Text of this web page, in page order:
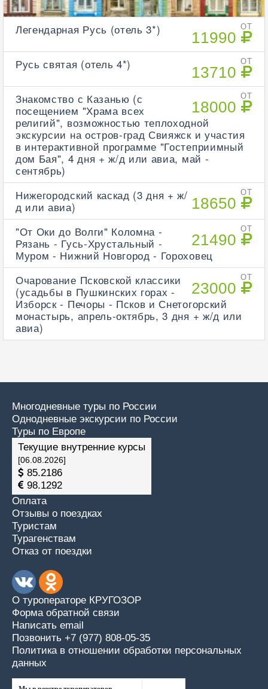
ОТ
11990
Легендарная Русь (отель 3*)
ОТ
13710
Русь святая (отель 4*)
ОТ
18000
Знакомство с Казанью (с
посещением "Храма всех
религий", возможностью теплоходной
экскурсии на остров-град Свияжск и участия
в интерактивной программе "Гостеприимный
дом Бая", 4 дня + ж/д или авиа, май -
сентябрь)
ОТ
18650
Нижегородский каскад (3 дня + ж/
д или авиа)
ОТ
21490
"От Оки до Волги" Коломна -
Рязань - Гусь-Хрустальный -
Муром - Нижний Новгород - Гороховец
ОТ
23000
Очарование Псковской классики
(усадьбы в Пушкинских горах -
Изборск - Печоры - Псков и Снетогорский
монастырь, апрель-октябрь, 3 дня + ж/д или
авиа)
Многодневные туры по России
Однодневные экскурсии по России
Туры по Европе
Текущие внутренние курсы
[06.08.2026]
85.2186
98.1292
Оплата
Отзывы о поездках
Туристам
Турагенствам
Отказ от поездки
О туроператоре КРУГОЗОР
Форма обратной связи
Написать email
Позвонить +7 (977) 808-05-35
Политика в отношении обработки персональных
данных